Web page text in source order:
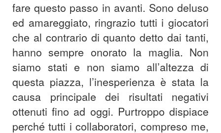
fare questo passo in avanti. Sono deluso
ed amareggiato, ringrazio tutti i giocatori
che al contrario di quanto detto dai tanti,
hanno sempre onorato la maglia. Non
siamo stati e non siamo all’altezza di
questa piazza, l’inesperienza è stata la
causa principale dei risultati negativi
ottenuti fino ad oggi. Purtroppo dispiace
perché tutti i collaboratori, compreso me,